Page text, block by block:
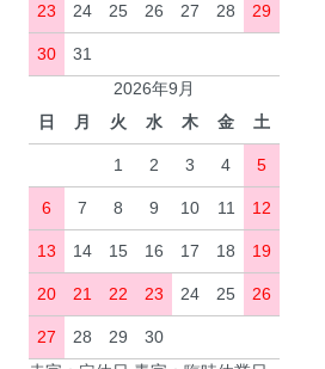
23 24 25 26 27 28 29
30
31
2026年9月
日
月 火 水 木 金 土
1 2 3 4 5
6 7 8 9 10 11 12
13 14 15 16 17 18 19
20 21 22 23 24 25 26
27 28 29
30